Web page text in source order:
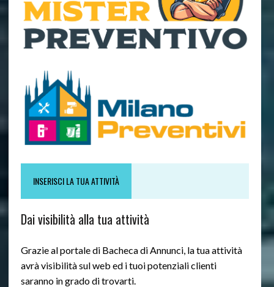
INSERISCI LA TUA ATTIVITÀ
Dai visibilità alla tua attività
Grazie al portale di Bacheca di Annunci, la tua attività
avrà visibilità sul web ed i tuoi potenziali clienti
saranno in grado di trovarti.